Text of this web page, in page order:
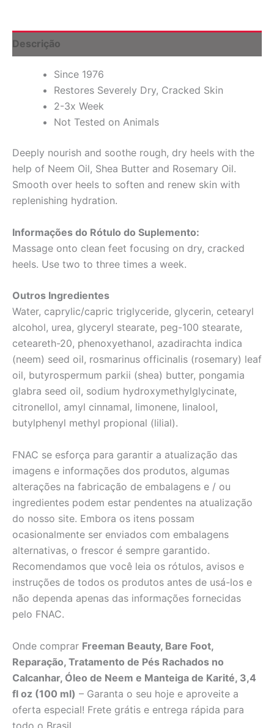
no
Calcanhar,
Manteiga de
fl
(100
ml)
quantidade
Descrição
Since 1976
Restores Severely Dry, Cracked Skin
2-3x Week
Not Tested on Animals
Deeply nourish and soothe rough, dry heels with the
help of Neem Oil, Shea Butter and Rosemary Oil.
Smooth over heels to soften and renew skin with
replenishing hydration.
Informações do Rótulo do Suplemento:
Massage onto clean feet focusing on dry, cracked
heels. Use two to three times a week.
Outros Ingredientes
Water, caprylic/capric triglyceride, glycerin, cetearyl
alcohol, urea, glyceryl stearate, peg-100 stearate,
ceteareth-20, phenoxyethanol, azadirachta indica
(neem) seed oil, rosmarinus officinalis (rosemary) leaf
oil, butyrospermum parkii (shea) butter, pongamia
glabra seed oil, sodium hydroxymethylglycinate,
citronellol, amyl cinnamal, limonene, linalool,
butylphenyl methyl propional (lilial).
FNAC se esforça para garantir a atualização das
imagens e informações dos produtos, algumas
alterações na fabricação de embalagens e / ou
ingredientes podem estar pendentes na atualização
do nosso site. Embora os itens possam
ocasionalmente ser enviados com embalagens
alternativas, o frescor é sempre garantido.
Recomendamos que você leia os rótulos, avisos e
instruções de todos os produtos antes de usá-los e
não dependa apenas das informações fornecidas
pelo FNAC.
Onde comprar Freeman Beauty, Bare Foot,
Reparação, Tratamento de Pés Rachados no
Calcanhar, Óleo de Neem e Manteiga de Karité, 3,4
fl oz (100 ml) – Garanta o seu hoje e aproveite a
oferta especial! Frete grátis e entrega rápida para
todo o Brasil.